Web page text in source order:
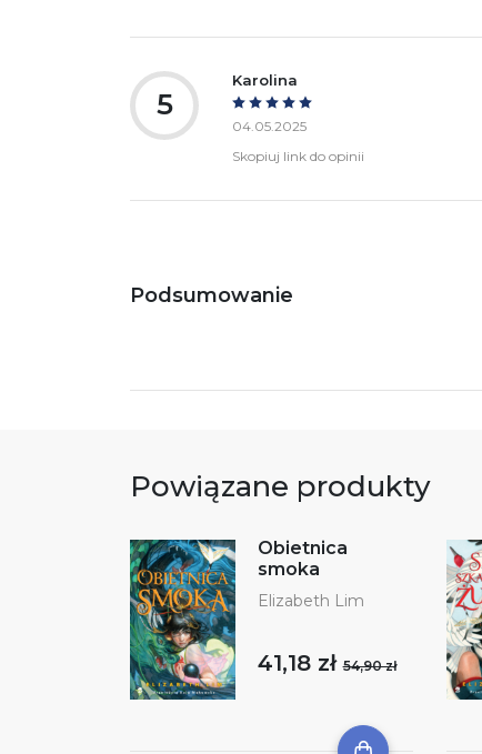
5
Karolina
04.05.2025
Skopiuj link do opinii
Podsumowanie
Powiązane produkty
Obietnica
smoka
Elizabeth Lim
41,18 zł54,90 zł